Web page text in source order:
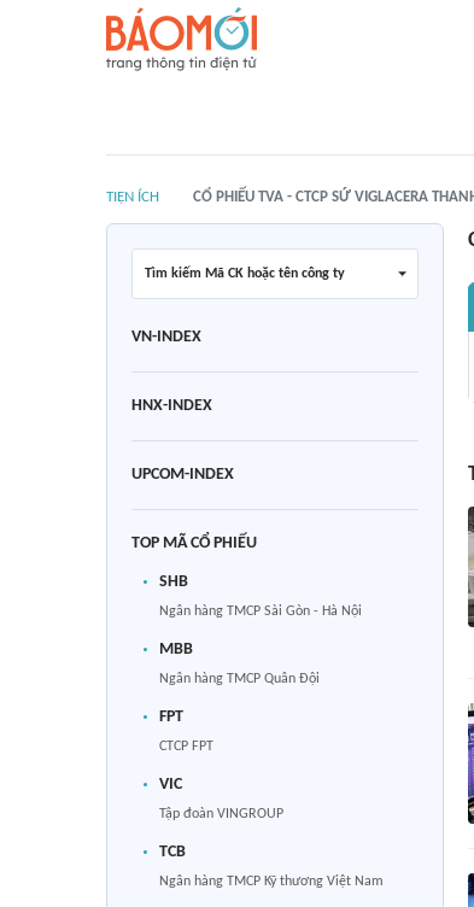
TIỆN ÍCH CỔ PHIẾU TVA - CTCP SỨ VIGLACERA
Tìm kiếm Mã CK hoặc tên công ty
VN-INDEX
HNX-INDEX
UPCOM-INDEX
TOP MÃ CỔ PHIẾU
SHB
Ngân hàng TMCP Sài Gòn - Hà Nội
MBB
Ngân hàng TMCP Quân Đội
FPT
CTCP FPT
VIC
Tập đoàn VINGROUP
TCB
Ngân hàng TMCP Kỹ thương Việt Nam